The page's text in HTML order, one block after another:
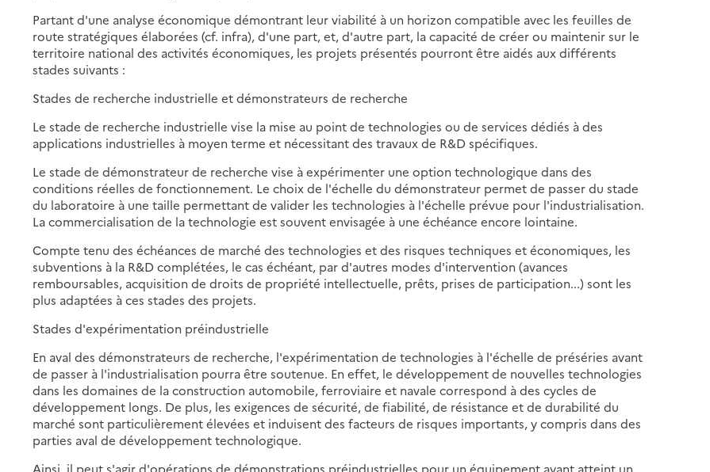
Partant d'une analyse économique démontrant leur viabilité à un horizon compatible avec les feuilles de
route stratégiques élaborées (cf. infra), d'une part, et, d'autre part, la capacité de créer ou maintenir sur le
territoire national des activités économiques, les projets présentés pourront être aidés aux différents
stades suivants :
Stades de recherche industrielle et démonstrateurs de recherche
Le stade de recherche industrielle vise la mise au point de technologies ou de services dédiés à des
applications industrielles à moyen terme et nécessitant des travaux de R&D spécifiques.
Le stade de démonstrateur de recherche vise à expérimenter une option technologique dans des
conditions réelles de fonctionnement. Le choix de l'échelle du démonstrateur permet de passer du stade
du laboratoire à une taille permettant de valider les technologies à l'échelle prévue pour l'industrialisation.
La commercialisation de la technologie est souvent envisagée à une échéance encore lointaine.
Compte tenu des échéances de marché des technologies et des risques techniques et économiques, les
subventions à la R&D complétées, le cas échéant, par d'autres modes d'intervention (avances
remboursables, acquisition de droits de propriété intellectuelle, prêts, prises de participation...) sont les
plus adaptées à ces stades des projets.
Stades d'expérimentation préindustrielle
En aval des démonstrateurs de recherche, l'expérimentation de technologies à l'échelle de préséries avant
de passer à l'industrialisation pourra être soutenue. En effet, le développement de nouvelles technologies
dans les domaines de la construction automobile, ferroviaire et navale correspond à des cycles de
développement longs. De plus, les exigences de sécurité, de fiabilité, de résistance et de durabilité du
marché sont particulièrement élevées et induisent des facteurs de risques importants, y compris dans des
parties aval de développement technologique.
Ainsi, il peut s'agir d'opérations de démonstrations préindustrielles pour un équipement ayant atteint un